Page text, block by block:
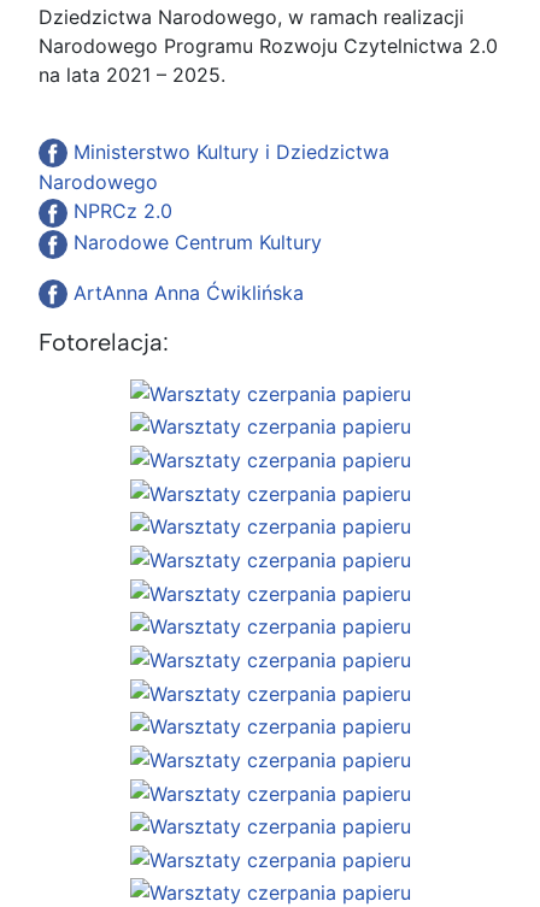
Dziedzictwa Narodowego, w ramach realizacji
Narodowego Programu Rozwoju Czytelnictwa 2.0
na lata 2021 – 2025.
Ministerstwo Kultury i Dziedzictwa
Narodowego
NPRCz 2.0
Narodowe Centrum Kultury
ArtAnna Anna Ćwiklińska
Fotorelacja: